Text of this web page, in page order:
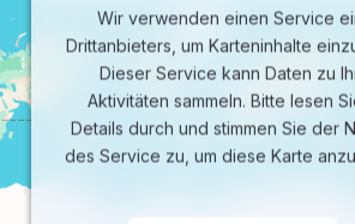
Wir verwenden einen Service
Drittanbieters, um Karteninhalte
Dieser Service kann Daten zu
Aktivitäten sammeln. Bitte lesen
Details durch und stimmen Sie der
des Service zu, um diese Karte